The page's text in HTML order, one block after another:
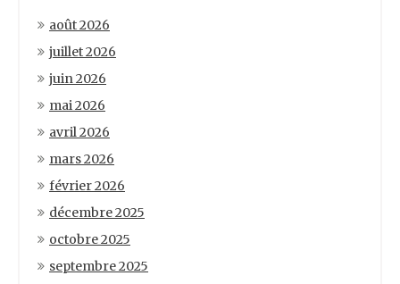
août 2026
juillet 2026
juin 2026
mai 2026
avril 2026
mars 2026
février 2026
décembre 2025
octobre 2025
septembre 2025